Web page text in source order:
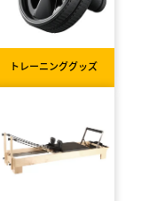
トレーニンググッズ